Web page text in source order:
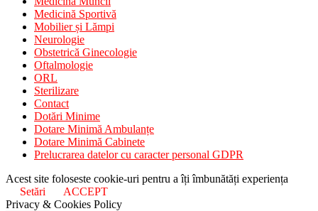
Medicină Sportivă
Mobilier și Lămpi
Neurologie
Obstetrică Ginecologie
Oftalmologie
ORL
Sterilizare
Contact
Dotări Minime
Dotare Minimă Ambulanțe
Dotare Minimă Cabinete
Prelucrarea datelor cu caracter personal GDPR
Acest site foloseste cookie-uri pentru a îți îmbunătăți experiența
Setări
ACCEPT
Privacy & Cookies Policy